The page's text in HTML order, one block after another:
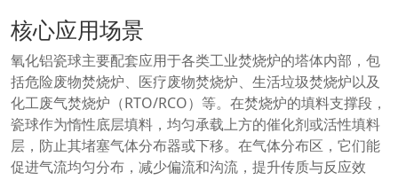
核心应用场景
氧化铝瓷球主要配套应用于各类工业焚烧炉的塔体内部，包
括危险废物焚烧炉、医疗废物焚烧炉、生活垃圾焚烧炉以及
化工废气焚烧炉（RTO/RCO）等。在焚烧炉的填料支撑段，
瓷球作为惰性底层填料，均匀承载上方的催化剂或活性填料
层，防止其堵塞气体分布器或下移。在气体分布区，它们能
促进气流均匀分布，减少偏流和沟流，提升传质与反应效